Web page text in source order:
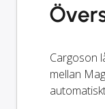
Cargoson
mellan